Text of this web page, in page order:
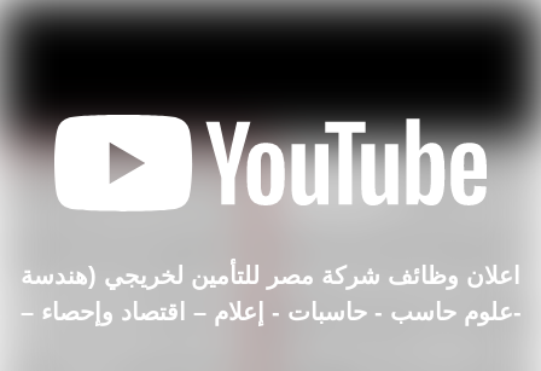
اعلان وظائف شركة مصر للتأمين لخريجي (هندسة
-علوم حاسب - حاسبات - إعلام – اقتصاد وإحصاء –